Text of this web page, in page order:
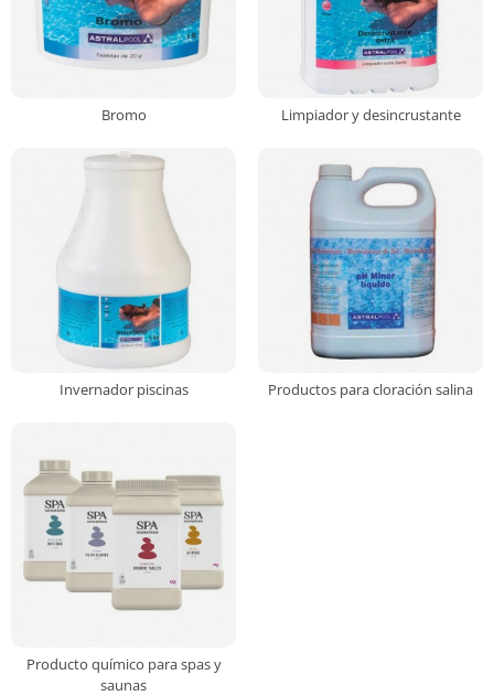
Bromo Limpiador y desincrustante
Invernador piscinas Productos para cloración salina
Producto químico para spas y
saunas